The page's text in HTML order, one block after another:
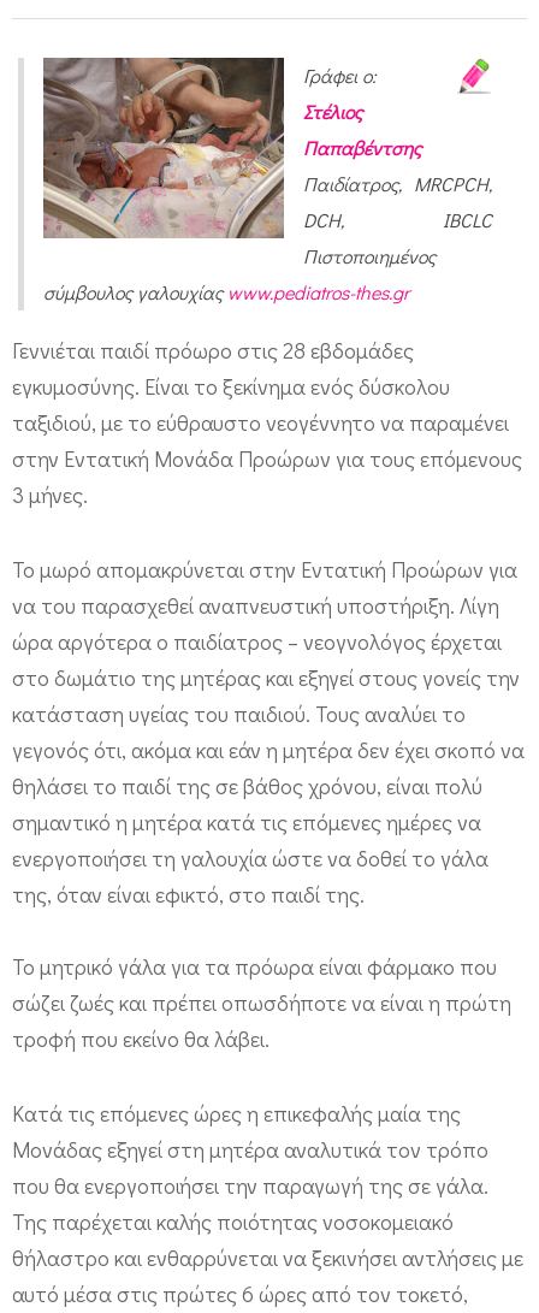
σ
τ
η
ν
Ε
λ
ά
δ
α
…
Γράφει ο:
Στέλιος
Παπαβέντσης
Παιδίατρος, MRCPCH,
DCH, IBCLC
Πιστοποιημένος
σύμβουλος γαλουχίαςwww.pediatros-thes.gr
Γεννιέται παιδί πρόωρο στις 28 εβδομάδες
εγκυμοσύνης. Είναι το ξεκίνημα ενός δύσκολου
ταξιδιού, με το εύθραυστο νεογέννητο να παραμένει
στην Εντατική Μονάδα Προώρων για τους επόμενους
3 μήνες.
Το μωρό απομακρύνεται στην Εντατική Προώρων για
να του παρασχεθεί αναπνευστική υποστήριξη. Λίγη
ώρα αργότερα ο παιδίατρος – νεογνολόγος έρχεται
στο δωμάτιο της μητέρας και εξηγεί στους γονείς την
κατάσταση υγείας του παιδιού. Τους αναλύει το
γεγονός ότι, ακόμα και εάν η μητέρα δεν έχει σκοπό να
θηλάσει το παιδί της σε βάθος χρόνου, είναι πολύ
σημαντικό η μητέρα κατά τις επόμενες ημέρες να
ενεργοποιήσει τη γαλουχία ώστε να δοθεί το γάλα
της, όταν είναι εφικτό, στο παιδί της.
Το μητρικό γάλα για τα πρόωρα είναι φάρμακο που
σώζει ζωές και πρέπει οπωσδήποτε να είναι η πρώτη
τροφή που εκείνο θα λάβει.
Κατά τις επόμενες ώρες η επικεφαλής μαία της
Μονάδας εξηγεί στη μητέρα αναλυτικά τον τρόπο
που θα ενεργοποιήσει την παραγωγή της σε γάλα.
Της παρέχεται καλής ποιότητας νοσοκομειακό
θήλαστρο και ενθαρρύνεται να ξεκινήσει αντλήσεις με
αυτό μέσα στις πρώτες 6 ώρες από τον τοκετό,